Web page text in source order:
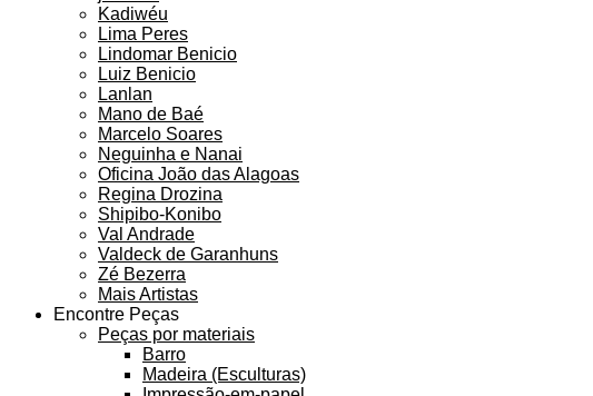
Kadiwéu
Lima Peres
Lindomar Benicio
Luiz Benicio
Lanlan
Mano de Baé
Marcelo Soares
Neguinha e Nanai
Oficina João das Alagoas
Regina Drozina
Shipibo-Konibo
Val Andrade
Valdeck de Garanhuns
Zé Bezerra
Mais Artistas
Encontre Peças
Peças por materiais
Barro
Madeira (Esculturas)